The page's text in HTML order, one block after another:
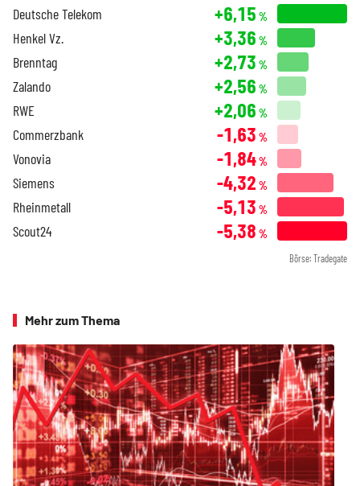
Deutsche Telekom +6,15 %
Henkel Vz. +3,36 %
Brenntag +2,73 %
Zalando +2,56 %
RWE +2,06 %
Commerzbank -1,63 %
Vonovia -1,84%
Siemens -4,32 %
Rheinmetall -5,13 %
Scout24 -5,38 %
Börse: Tradegate
Mehr zum Thema